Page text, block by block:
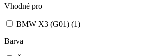
Vhodné pro
BMW X3 (G01) (1)
Barva